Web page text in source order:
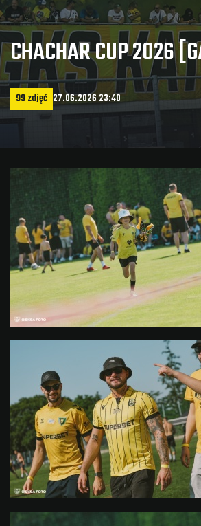
CHACHAR CUP 2026
99 zdjęć 27.06.2026 23:40